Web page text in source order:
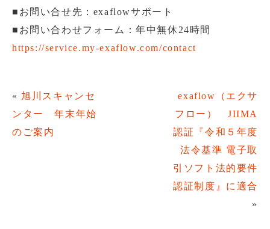
■お問い合せ先：exaflowサポート
■お問い合わせフォーム：年中無休24時間
https://service.my-exaflow.com/contact
« 旭川スキャンセ
ンター 年末年始
のご案内
exaflow（エクサ
フロー） JIIMA
認証『令和５年度
法令基準 電子取
引ソフト法的要件
認証制度』に適合
»